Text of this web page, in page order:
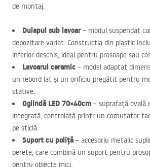
de montaj.
Dulapul sub lavoar– modul suspendat
depozitare variat. Construcția din plastic
inferior deschis, ideal pentru prosoape sau
Lavoarul ceramic – model adaptat
un rebord lat și un orificiu pregătit pentru
stative.
Oglindă LED 70×40cm – suprafață ovală
integrată, controlată printr-un comutator
pe sticlă.
Suport cu poliță – accesoriu metalic
perete, care combină un suport pentru
pentru obiecte mici.